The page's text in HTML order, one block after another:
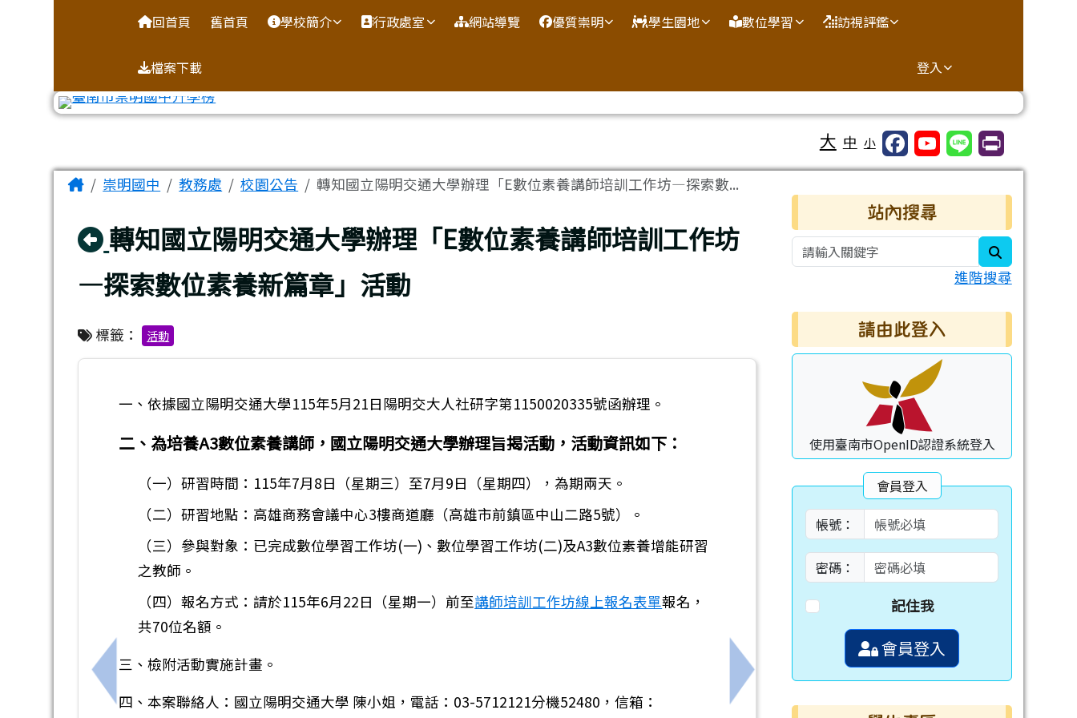
台南市崇明國中全球資訊網
回首頁 舊首頁 學校簡介 行政處室 網站導覽 優質崇明 學生園地 數位學習 訪視評鑑
檔案下載 登入
大 中 小
主內容區域
Home崇明國中 教務處 校園公告 轉知國立陽明交通大學辦理「E數位素養講師培訓工作坊—探索數...
回上頁
轉知國立陽明交通大學辦理「E數位素養講師培訓工作坊
—探索數位素養新篇章」活動
標籤： 活動
上一筆：「台灣展翅協會 X 台灣微軟《數位素養與網路安全》國中小教師線上研習」
一、依據國立陽明交通大學115年5月21日陽明交大人社研字第1150020335號函辦理。
二、為培養A3數位素養講師，國立陽明交通大學辦理旨揭活動，活動資訊如下：
（一）研習時間：115年7月8日（星期三）至7月9日（星期四），為期兩天。
（二）研習地點：高雄商務會議中心3樓商道廳（高雄市前鎮區中山二路5號）。
（三）參與對象：已完成數位學習工作坊(一)、數位學習工作坊(二)及A3數位素養增能研習
之教師。
（四）報名方式：請於115年6月22日（星期一）前至講師培訓工作坊線上報名表單報名，
共70位名額。
三、檢附活動實施計畫。
四、本案聯絡人：國立陽明交通大學 陳小姐，電話：03-5712121分機52480，信箱：
下一筆：轉知國立臺灣師範大學辦理115年因材網
右邊區域內容
站內搜尋
進階搜尋
請由此登入
使用臺南市OpenID認證系統登入
會員登入
帳號：
密碼：
記住我
會員登入
頁尾區域